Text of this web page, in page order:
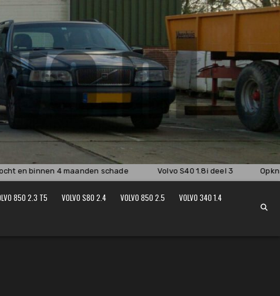
en binnen 4 maanden schade Volvo S40 1.8i deel 3
850 2.3 T5 VOLVO S80 2.4 VOLVO 850 2.5
VOLVO 340 1.4